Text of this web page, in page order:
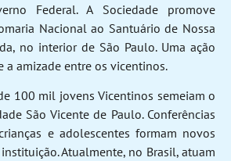
Federal. A Sociedade promove
Nacional ao Santuário de Nossa
no interior de São Paulo. Uma ação
a amizade entre os vicentinos.
100 mil jovens Vicentinos semeiam o
São Vicente de Paulo. Conferências
e adolescentes formam novos
Atualmente, no Brasil, atuam